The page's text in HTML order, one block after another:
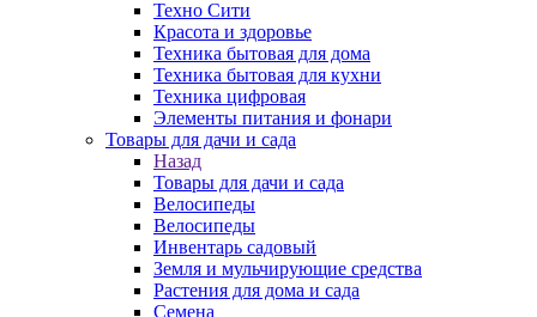
Техно Сити
Красота и здоровье
Техника бытовая для дома
Техника бытовая для кухни
Техника цифровая
Элементы питания и фонари
Товары для дачи и сада
Назад
Товары для дачи и сада
Велосипеды
Велосипеды
Инвентарь садовый
Земля и мульчирующие средства
Растения для дома и сада
Семена